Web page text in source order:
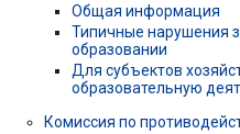
Общая информация
Типичные нарушения
образовании
Для субъектов
образовательную
Комиссия по